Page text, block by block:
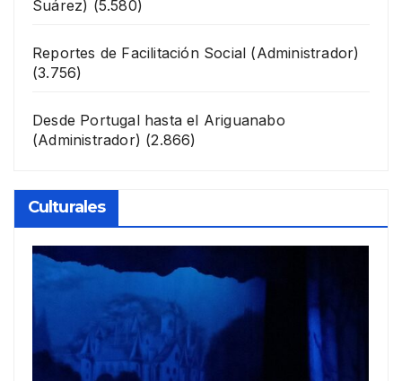
Suárez) (5.580)
Reportes de Facilitación Social (Administrador)
(3.756)
Desde Portugal hasta el Ariguanabo
(Administrador) (2.866)
Culturales